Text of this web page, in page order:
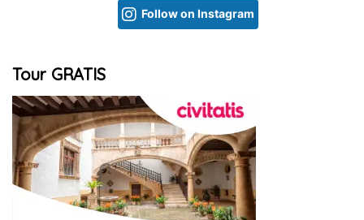
Follow on Instagram
Tour GRATIS